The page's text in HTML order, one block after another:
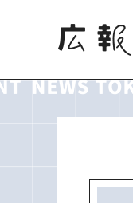
広報東京都